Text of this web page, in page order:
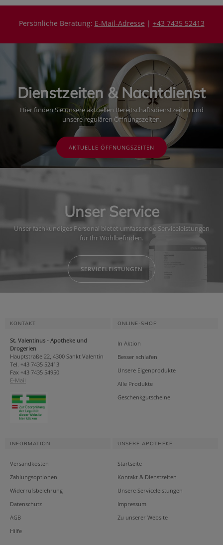
Persönliche Beratung: E-Mail-Adresse | +43 7435 52413
Dienstzeiten & Nachtdienst
Hier finden Sie unsere aktuellen Bereitschaftsdienstzeiten und
unsere regulären Öffnungszeiten.
AKTUELLE ÖFFNUNGSZEITEN
Unser Service
Unser fachkundiges Personal bietet umfassende Serviceleistungen
für Ihr Wohlbefinden.
SERVICELEISTUNGEN
KONTAKT
St. Valentinus - Apotheke und
Drogerien
Hauptstraße 22, 4300 Sankt Valentin
Tel. +43 7435 52413
Fax +43 7435 54950
E-Mail
ONLINE-SHOP
In Aktion
Besser schlafen
Unsere Eigenprodukte
Alle Produkte
Geschenkgutscheine
INFORMATION
Versandkosten
Zahlungsoptionen
Widerrufsbelehrung
Datenschutz
AGB
Hilfe
UNSERE APOTHEKE
Startseite
Kontakt & Dienstzeiten
Unsere Serviceleistungen
Impressum
Zu unserer Website